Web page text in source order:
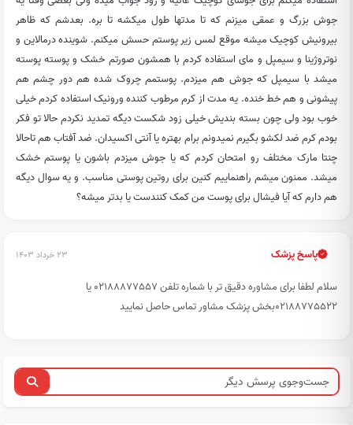
جوش بزرگ و عمقی میزنم که تا مدتها طول میکشه تا بره. بعدشم که ظاهر
بیرونیش کوچیک میشه موقع لمس زیر پوستم حسش میکنم. شوینده درمالاین و
نوتروژینا و سیمپل و مای استفاده کردم با همشون صورتم خشک و پوسته پوسته
میشد با سیمپل که جوش هم میزدم. پوستمم چروک شده هم دور چشم هم
پیشونی و هم خط خنده. یه مدت از کرم مرطوب کننده ورونیک استفاده کردم خیلی
خوب بود ولی چون بسته بندیش خیلی زود شکست دیگه تمدید نکردم حالا تو فکر
بودم کرم ضد لکشو بگیرم نمیدونم برام بهتره یا آنتی اکسیدان. ضد آفتاب هم تاحالا
چنتا مارک مختلف رو امتحان کردم که یا جوش میزدم باشون یا پوستم خشک
میشد. ممنون میشم راهنماییم کنین برای روتین پوستی مناسب. و یه سوال دیگه
هم دارم که آیا فیشال برای پوست من کمک کنندست یا بدتر میشه؟
پاسخ پزشک ۲۳ خرداد ۱۴۰۳
سلام لطفا برای مشاوره دقیق تر با شماره تلفن 02188877557 یا
02188775522بخش پزشک مشاور تماس حاصل نمایید